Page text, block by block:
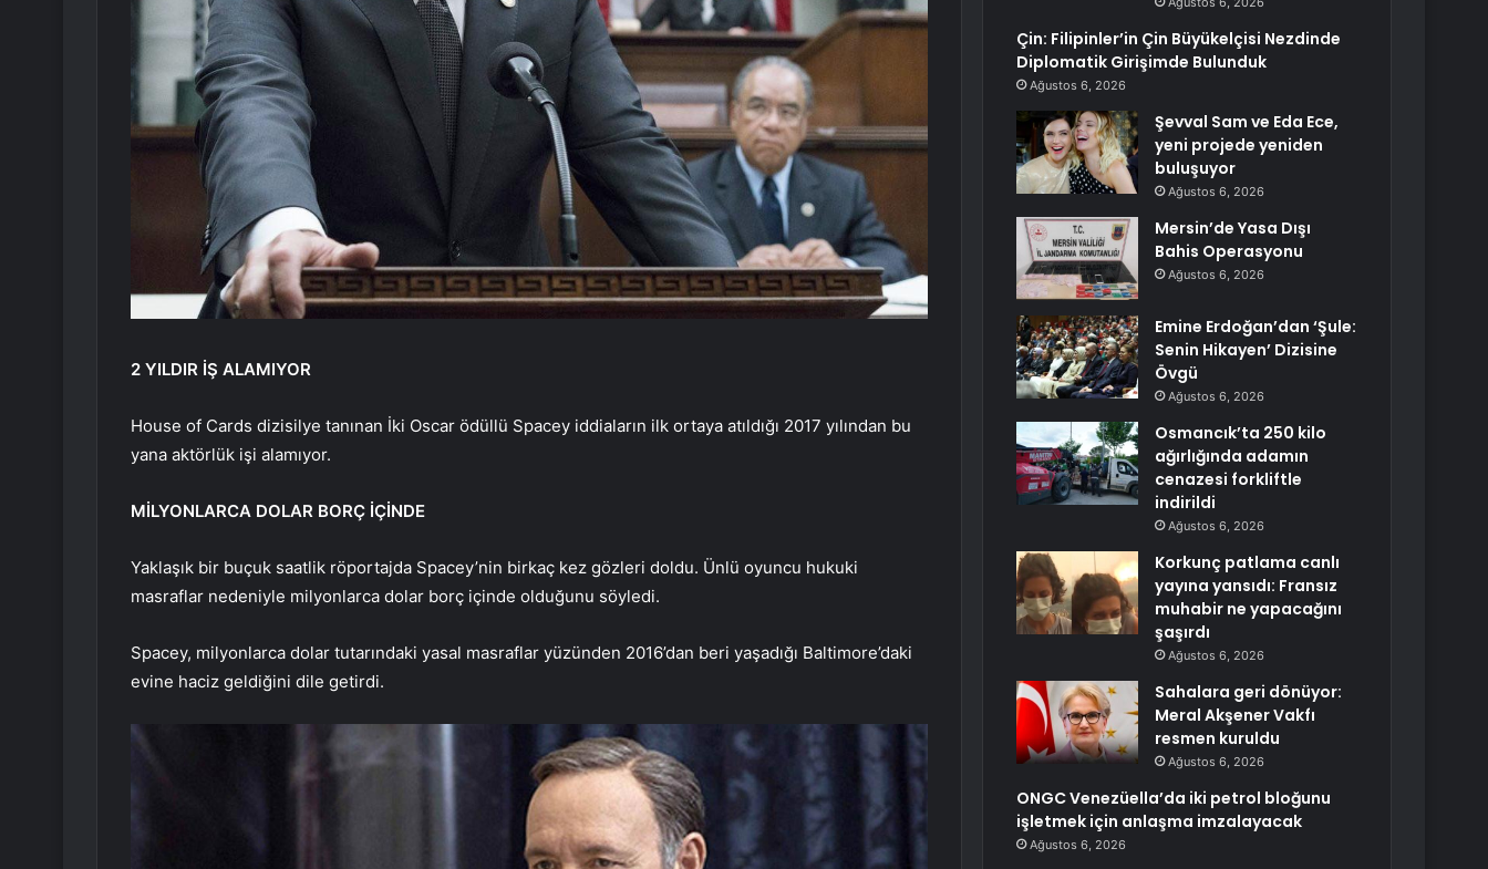
2 YILDIR İŞ ALAMIYOR
House of Cards dizisilye tanınan İki Oscar ödüllü Spacey iddiaların ilk ortaya atıldığı 2017 yılından bu
yana aktörlük işi alamıyor.
MİLYONLARCA DOLAR BORÇ İÇİNDE
Yaklaşık bir buçuk saatlik röportajda Spacey’nin birkaç kez gözleri doldu. Ünlü oyuncu hukuki
masraflar nedeniyle milyonlarca dolar borç içinde olduğunu söyledi.
Spacey, milyonlarca dolar tutarındaki yasal masraflar yüzünden 2016’dan beri yaşadığı Baltimore’daki
evine haciz geldiğini dile getirdi.
Çin: Filipinler’in Çin Büyükelçisi Nezdinde
Diplomatik Girişimde Bulunduk
Ağustos 6, 2026
Şevval Sam ve Eda Ece,
yeni projede yeniden
buluşuyor
Ağustos 6, 2026
Mersin’de Yasa Dışı
Bahis Operasyonu
Ağustos 6, 2026
Emine Erdoğan’dan ‘Şule:
Senin Hikayen’ Dizisine
Övgü
Ağustos 6, 2026
Osmancık’ta 250 kilo
ağırlığında adamın
cenazesi forkliftle
indirildi
Ağustos 6, 2026
Korkunç patlama canlı
yayına yansıdı: Fransız
muhabir ne yapacağını
şaşırdı
Ağustos 6, 2026
Sahalara geri dönüyor:
Meral Akşener Vakfı
resmen kuruldu
Ağustos 6, 2026
ONGC Venezüella’da iki petrol bloğunu
işletmek için anlaşma imzalayacak
Ağustos 6, 2026